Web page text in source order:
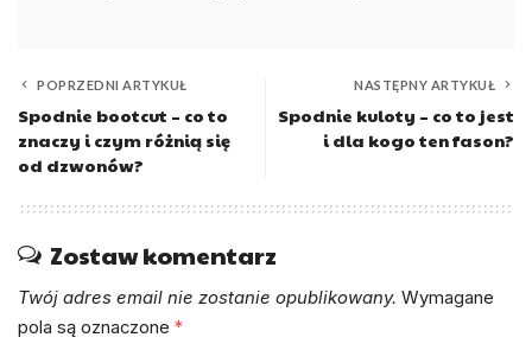
POPRZEDNI ARTYKUŁ
Spodnie bootcut – co to
znaczy i czym różnią się
od dzwonów?
NASTĘPNY ARTYKUŁ
Spodnie kuloty – co to jest
i dla kogo ten fason?
Zostaw komentarz
Twój adres email nie zostanie opublikowany. Wymagane
pola są oznaczone *